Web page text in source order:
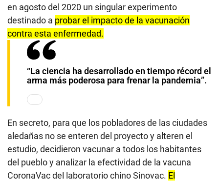
en agosto del 2020 un singular experimento
destinado a probar el impacto de la vacunación
contra esta enfermedad.
“La ciencia ha desarrollado en tiempo récord el
arma más poderosa para frenar la pandemia”.
En secreto, para que los pobladores de las ciudades
aledañas no se enteren del proyecto y alteren el
estudio, decidieron vacunar a todos los habitantes
del pueblo y analizar la efectividad de la vacuna
CoronaVac del laboratorio chino Sinovac. El